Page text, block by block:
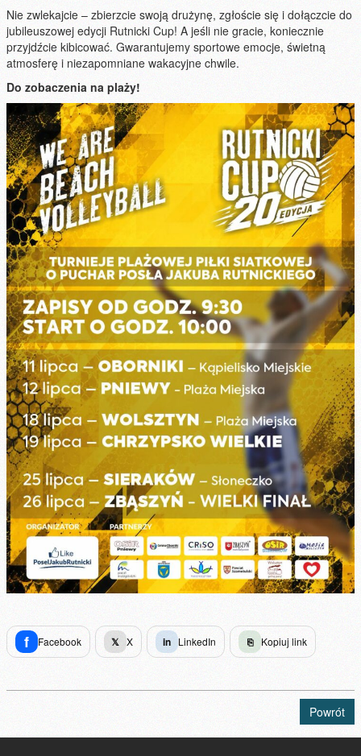
Nie zwlekajcie – zbierzcie swoją drużynę, zgłoście się i dołączcie do
jubileuszowej edycji Rutnicki Cup! A jeśli nie gracie, koniecznie
przyjdźcie kibicować. Gwarantujemy sportowe emocje, świetną
atmosferę i niezapomniane wakacyjne chwile.
Do zobaczenia na plaży!
f Facebook 𝕏 X in LinkedIn ⎘ Kopiuj link
Powrót